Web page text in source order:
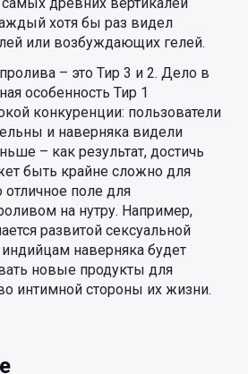
хотя бы раз видел
или возбуждающих гелей.
– это Тир 3 и 2. Дело в
особенность Тир 1
конкуренции: пользователи
и наверняка видели
– как результат, достичь
быть крайне сложно для
отличное поле для
на нутру. Например,
развитой сексуальной
индийцам наверняка будет
новые продукты для
интимной стороны их жизни.